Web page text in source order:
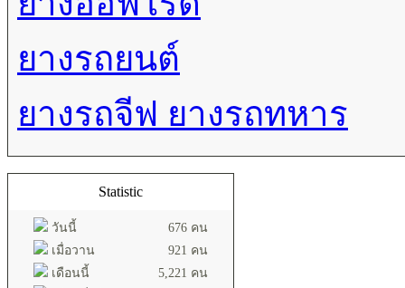
ยางรถยนต์
ยางรถจีฟ ยางรถทหาร
Statistic
วันนี้
676 คน
เมื่อวาน
921 คน
เดือนนี้
5,221 คน